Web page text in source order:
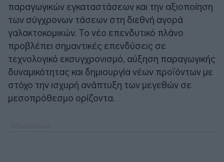
παραγωγικών εγκαταστάσεων και την αξιοποίηση
των σύγχρονων τάσεων στη διεθνή αγορά
γαλακτοκομικών. Το νέο επενδυτικό πλάνο
προβλέπει σημαντικές επενδύσεις σε
τεχνολογικό εκσυγχρονισμό, αύξηση παραγωγικής
δυναμικότητας και δημιουργία νέων προϊόντων με
στόχο την ισχυρή ανάπτυξη των μεγεθών σε
μεσοπρόθεσμο ορίζοντα.